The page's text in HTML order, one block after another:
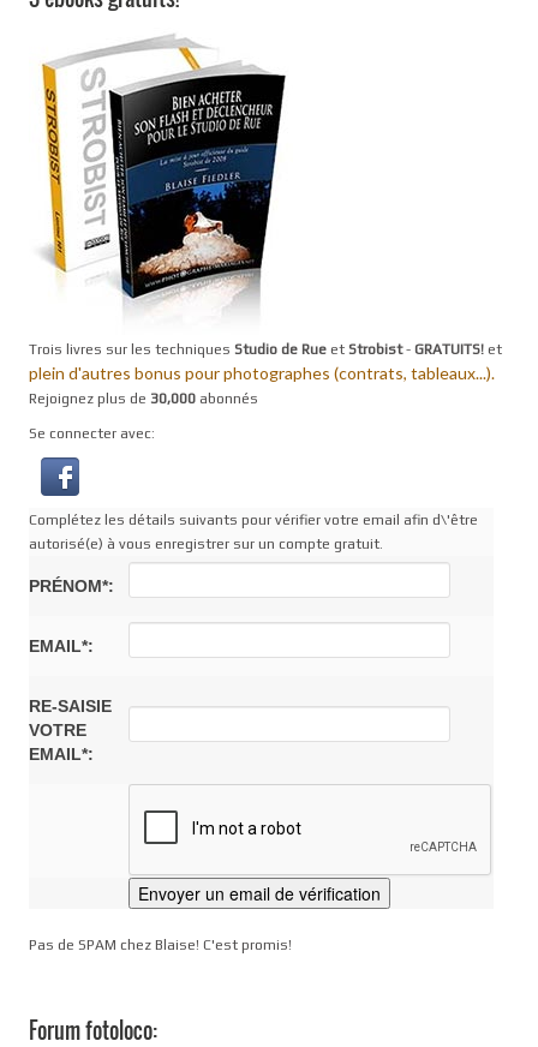
Trois livres sur les techniques Studio de Rue et Strobist- GRATUITS! et
plein d'autres bonus pour photographes (contrats, tableaux...).
Rejoignez plus de 30,000 abonnés
Se connecter avec:
Complétez les détails suivants pour vérifier votre email afin d\'être
autorisé(e) à vous enregistrer sur un compte gratuit.
PRÉNOM*:
EMAIL*:
RE-SAISIE
VOTRE
EMAIL*:
Pas de SPAM chez Blaise! C'est promis!
Forum fotoloco: